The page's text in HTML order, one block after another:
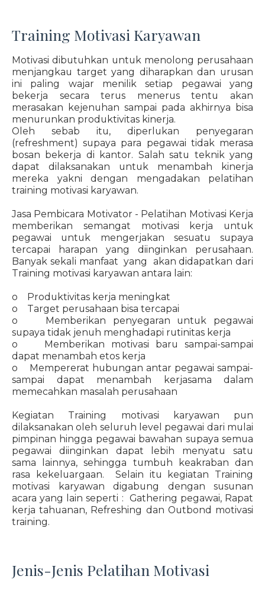
Training Motivasi Karyawan
Motivasi dibutuhkan untuk menolong perusahaan
menjangkau target yang diharapkan dan urusan
ini paling wajar menilik setiap pegawai yang
bekerja secara terus menerus tentu akan
merasakan kejenuhan sampai pada akhirnya bisa
menurunkan produktivitas kinerja.
Oleh sebab itu, diperlukan penyegaran
(refreshment) supaya para pegawai tidak merasa
bosan bekerja di kantor. Salah satu teknik yang
dapat dilaksanakan untuk menambah kinerja
mereka yakni dengan mengadakan pelatihan
training motivasi karyawan.
Jasa Pembicara Motivator - Pelatihan Motivasi Kerja
memberikan semangat motivasi kerja untuk
pegawai untuk mengerjakan sesuatu supaya
tercapai harapan yang diinginkan perusahaan.
Banyak sekali manfaat yang akan didapatkan dari
Training motivasi karyawan antara lain:
o Produktivitas kerja meningkat
o Target perusahaan bisa tercapai
o Memberikan penyegaran untuk pegawai
supaya tidak jenuh menghadapi rutinitas kerja
o Memberikan motivasi baru sampai-sampai
dapat menambah etos kerja
o Mempererat hubungan antar pegawai sampai-
sampai dapat menambah kerjasama dalam
memecahkan masalah perusahaan
Kegiatan Training motivasi karyawan pun
dilaksanakan oleh seluruh level pegawai dari mulai
pimpinan hingga pegawai bawahan supaya semua
pegawai diinginkan dapat lebih menyatu satu
sama lainnya, sehingga tumbuh keakraban dan
rasa kekeluargaan. Selain itu kegiatan Training
motivasi karyawan digabung dengan susunan
acara yang lain seperti : Gathering pegawai, Rapat
kerja tahuanan, Refreshing dan Outbond motivasi
training.
Jenis-Jenis Pelatihan Motivasi